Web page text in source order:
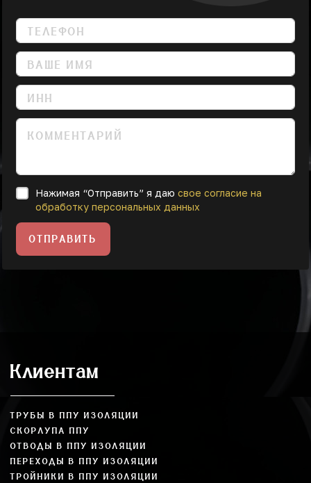
Нажимая “Отправить” я даю свое согласие на
обработку персональных данных
ОТПРАВИТЬ
Клиентам
ТРУБЫ В ППУ ИЗОЛЯЦИИ
СКОРЛУПА ППУ
ОТВОДЫ В ППУ ИЗОЛЯЦИИ
ПЕРЕХОДЫ В ППУ ИЗОЛЯЦИИ
ТРОЙНИКИ В ППУ ИЗОЛЯЦИИ